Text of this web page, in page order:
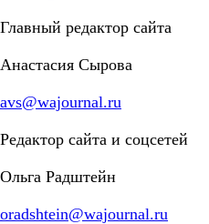
Главный редактор сайта
Анастасия Сырова
avs@wajournal.ru
Редактор сайта и соцсетей
Ольга Радштейн
oradshtein@wajournal.ru